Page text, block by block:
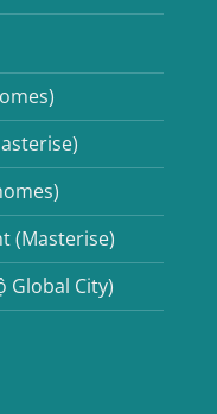
(Masterise)
Global City)